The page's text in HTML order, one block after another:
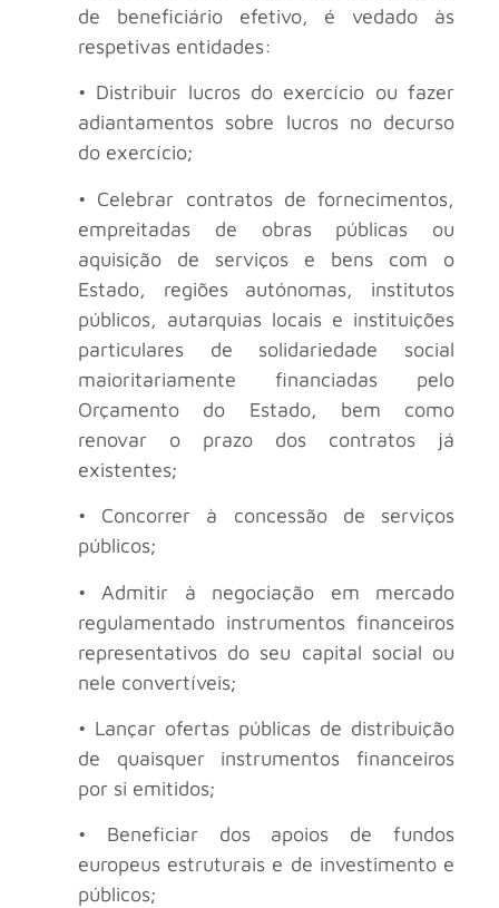
de beneficiário efetivo, é vedado às
respetivas entidades:
• Distribuir lucros do exercício ou fazer
adiantamentos sobre lucros no decurso
do exercício;
• Celebrar contratos de fornecimentos,
empreitadas de obras públicas ou
aquisição de serviços e bens com o
Estado, regiões autónomas, institutos
públicos, autarquias locais e instituições
particulares de solidariedade social
maioritariamente financiadas pelo
Orçamento do Estado, bem como
renovar o prazo dos contratos já
existentes;
• Concorrer à concessão de serviços
públicos;
• Admitir à negociação em mercado
regulamentado instrumentos financeiros
representativos do seu capital social ou
nele convertíveis;
• Lançar ofertas públicas de distribuição
de quaisquer instrumentos financeiros
por si emitidos;
• Beneficiar dos apoios de fundos
europeus estruturais e de investimento e
públicos;